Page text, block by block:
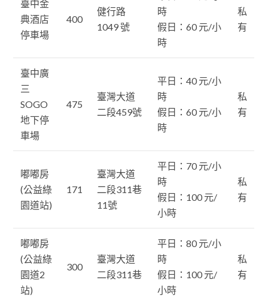
臺中金
典酒店
停車場
400
健行路
1049 號
時
假日：60 元/小
時
私
有
臺中廣
三
SOGO
地下停
車場
475
臺灣大道
二段459號
平日：40 元/小
時
假日：60 元/小
時
私
有
嘟嘟房
(公益綠
園道站)
171
臺灣大道
二段311巷
11號
平日：70 元/小
時
假日：100 元/
小時
私
有
嘟嘟房
(公益綠
園道2
站)
300
臺灣大道
二段311巷
平日：80 元/小
時
假日：100 元/
小時
私
有